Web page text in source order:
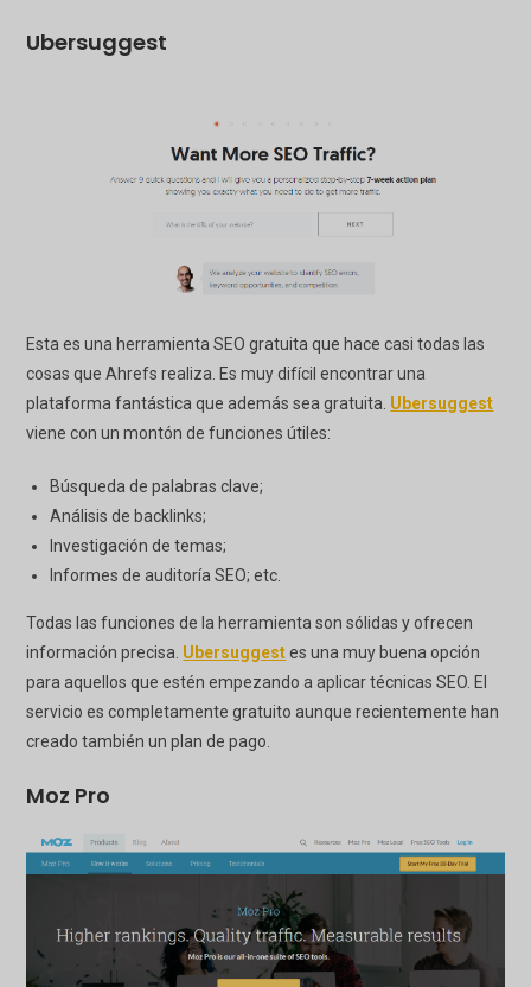
Ubersuggest
Esta es una herramienta SEO gratuita que hace casi todas las
cosas que Ahrefs realiza. Es muy difícil encontrar una
plataforma fantástica que además sea gratuita. Ubersuggest
viene con un montón de funciones útiles:
Búsqueda de palabras clave;
Análisis de backlinks;
Investigación de temas;
Informes de auditoría SEO; etc.
Todas las funciones de la herramienta son sólidas y ofrecen
información precisa. Ubersuggestes una muy buena opción
para aquellos que estén empezando a aplicar técnicas SEO. El
servicio es completamente gratuito aunque recientemente han
creado también un plan de pago.
Moz Pro